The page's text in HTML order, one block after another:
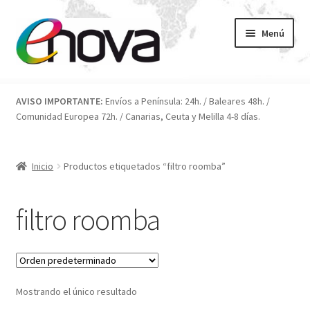
a
la
al
contenido
Menú
Blog
Contacto
ENOVA
AVISO IMPORTANTE: Envíos a Península: 24h. / Baleares 48h. /
Comunidad Europea 72h. / Canarias, Ceuta y Melilla 4-8 días.
Inicio Productos etiquetados “filtro roomba”
filtro roomba
Mostrando el único resultado